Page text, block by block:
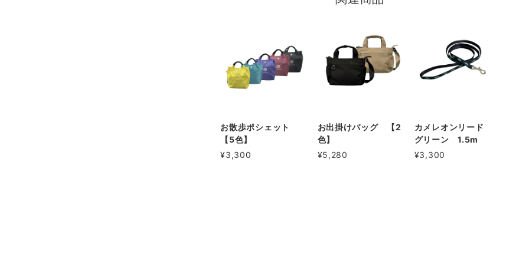
お散歩ポシェット
【5色】
¥3,300
お出掛けバッグ 【2
色】
¥5,280
カメレオンリード
グリーン 1.5m
¥3,300